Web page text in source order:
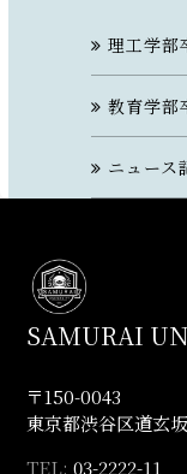
理工学部
教育学部
ニュース
SAMURAI
〒150-0043
東京都渋谷区道玄
TEL:03-2222-11